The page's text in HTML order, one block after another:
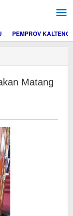
PEMPROV KALTENG
Matang